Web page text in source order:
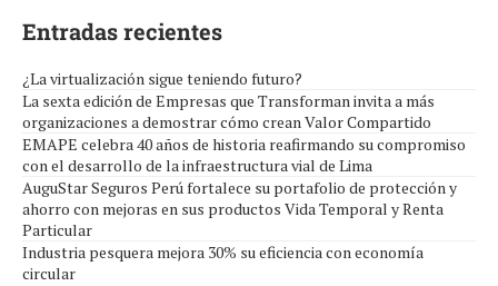
Entradas recientes
¿La virtualización sigue teniendo futuro?
La sexta edición de Empresas que Transforman invita a más
organizaciones a demostrar cómo crean Valor Compartido
EMAPE celebra 40 años de historia reafirmando su compromiso
con el desarrollo de la infraestructura vial de Lima
AuguStar Seguros Perú fortalece su portafolio de protección y
ahorro con mejoras en sus productos Vida Temporal y Renta
Particular
Industria pesquera mejora 30% su eficiencia con economía
circular